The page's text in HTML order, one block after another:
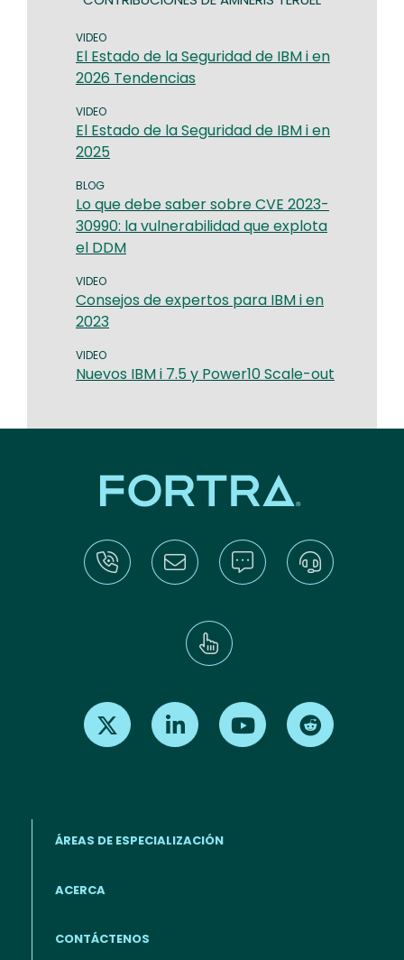
VIDEO
El Estado de la Seguridad de IBM i en
2026 Tendencias
VIDEO
El Estado de la Seguridad de IBM i en
2025
BLOG
Lo que debe saber sobre CVE 2023-
30990: la vulnerabilidad que explota
el DDM
VIDEO
Consejos de expertos para IBM i en
2023
VIDEO
Nuevos IBM i 7.5 y Power10 Scale-out
Find us on X Find us on LinkedInFind us on Youtube
Footer menu (ES)
ÁREAS DE ESPECIALIZACIÓN
ACERCA
CONTÁCTENOS